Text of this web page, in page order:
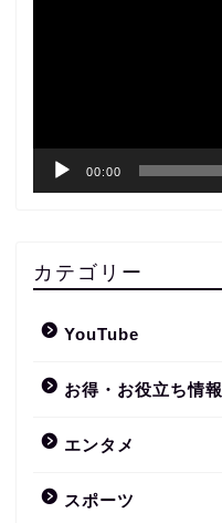
00:00
カテゴリー
YouTube
お得・お役立ち情報
エンタメ
スポーツ